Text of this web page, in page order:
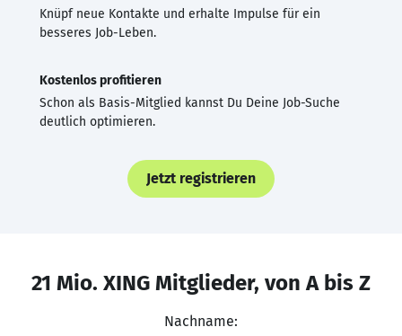
Knüpf neue Kontakte und erhalte Impulse für ein
besseres Job-Leben.
Kostenlos profitieren
Schon als Basis-Mitglied kannst Du Deine Job-Suche
deutlich optimieren.
Jetzt registrieren
21 Mio. XING Mitglieder, von A bis Z
Nachname: